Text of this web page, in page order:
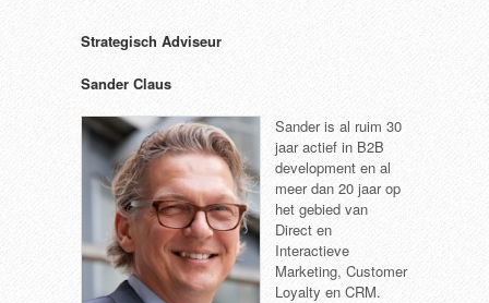
Strategisch Adviseur
Sander Claus
Sander is al ruim 30
jaar actief in B2B
development en al
meer dan 20 jaar op
het gebied van
Direct en
Interactieve
Marketing, Customer
Loyalty en CRM.